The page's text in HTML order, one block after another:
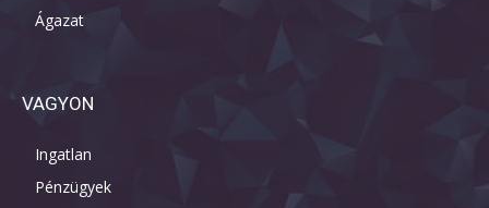
Ágazat
VAGYON
Ingatlan
Pénzügyek